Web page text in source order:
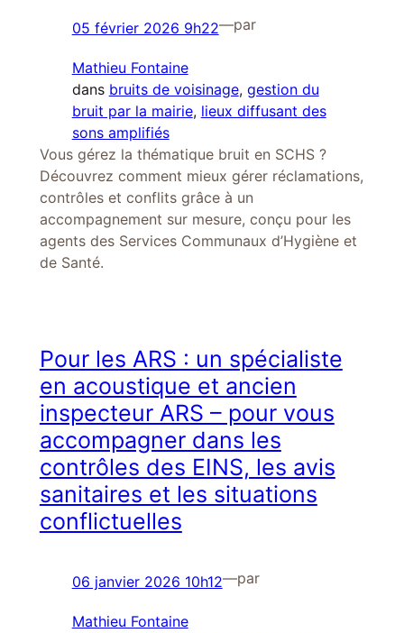
05 février 2026 9h22—par
Mathieu Fontaine
dans bruits de voisinage, gestion du
bruit par la mairie, lieux diffusant des
sons amplifiés
Vous gérez la thématique bruit en SCHS ?
Découvrez comment mieux gérer réclamations,
contrôles et conflits grâce à un
accompagnement sur mesure, conçu pour les
agents des Services Communaux d’Hygiène et
de Santé.
Pour les ARS : un spécialiste
en acoustique et ancien
inspecteur ARS – pour vous
accompagner dans les
contrôles des EINS, les avis
sanitaires et les situations
conflictuelles
06 janvier 2026 10h12—par
Mathieu Fontaine